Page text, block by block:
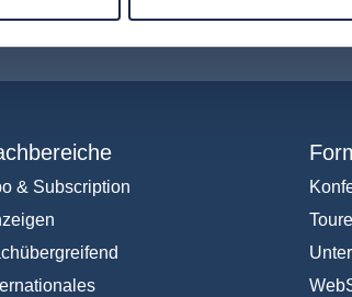
verpassen: Jetzt für den
& Subscription